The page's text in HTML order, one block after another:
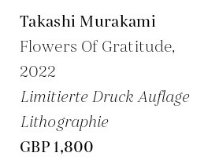
Takashi Murakami
Flowers Of Gratitude,
2022
Limitierte Druck Auflage
Lithographie
GBP 1,800